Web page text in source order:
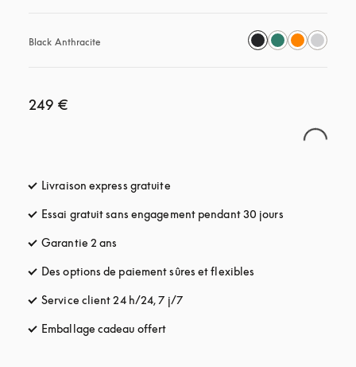
Black Anthracite
249 €
Livraison express gratuite
Essai gratuit sans engagement pendant 30 jours
Garantie 2 ans
Des options de paiement sûres et flexibles
Service client 24 h/24, 7 j/7s’ouvre dans un nouvel onglet
Emballage cadeau offert